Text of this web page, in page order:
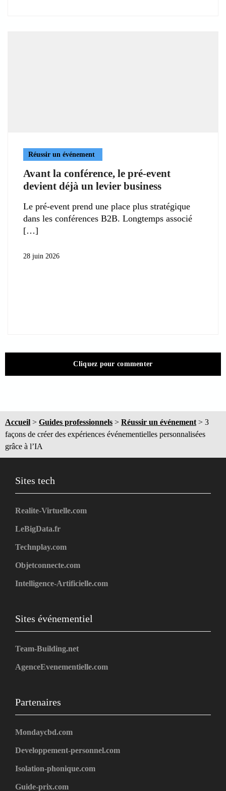
Réussir un événement
Avant la conférence, le pré-event
devient déjà un levier business
Le pré-event prend une place plus stratégique
dans les conférences B2B. Longtemps associé
28 juin 2026
Cliquez pour commenter
Accueil > Guides professionnels > Réussir un événement > 3
façons de créer des expériences événementielles personnalisées
grâce à l’IA
Sites tech
Realite-Virtuelle.com
LeBigData.fr
Technplay.com
Objetconnecte.com
Intelligence-Artificielle.com
Sites événementiel
Team-Building.net
AgenceEvenementielle.com
Partenaires
Mondaycbd.com
Developpement-personnel.com
Isolation-phonique.com
Guide-prix.com